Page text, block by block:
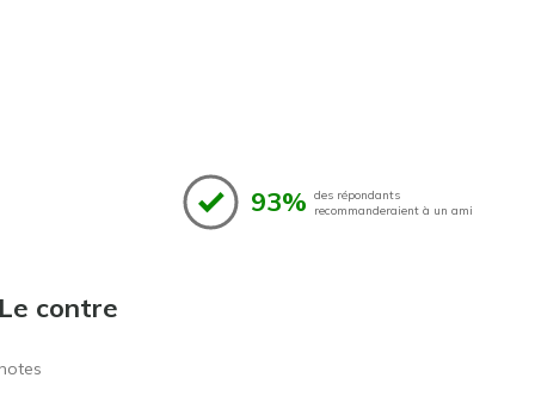
93% des répondants
recommanderaient à un ami
contre